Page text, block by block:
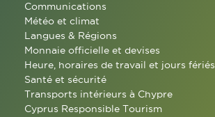
Communications
Météo et climat
Langues & Régions
Monnaie officielle et devises
Heure, horaires de travail et jours fériés
Santé et sécurité
Transports intérieurs à Chypre
Cyprus Responsible Tourism